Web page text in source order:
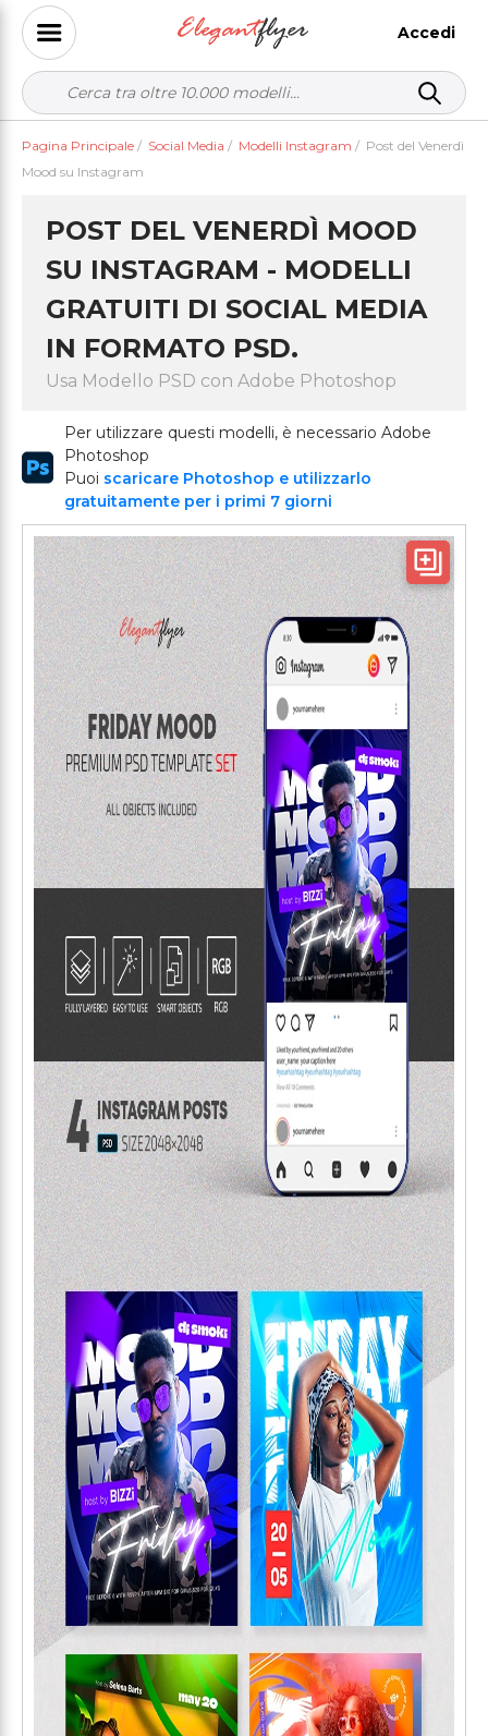
Accedi
Pagina Principale / Social Media / Modelli Instagram / Post del Venerdì
Mood su Instagram
POST DEL VENERDÌ MOOD
SU INSTAGRAM - MODELLI
GRATUITI DI SOCIAL MEDIA
IN FORMATO PSD.
Usa Modello PSD con Adobe Photoshop
Per utilizzare questi modelli, è necessario Adobe
Photoshop
Puoi scaricare Photoshop e utilizzarlo
gratuitamente per i primi 7 giorni